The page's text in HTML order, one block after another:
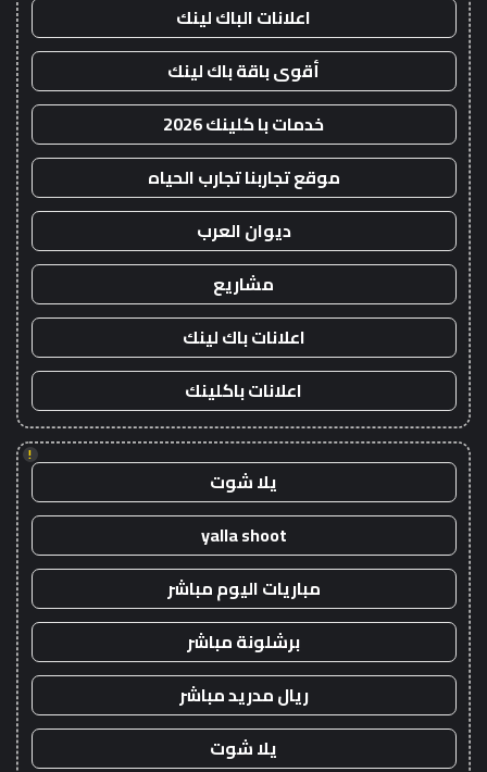
اعلانات الباك لينك
أقوى باقة باك لينك
خدمات با كلينك 2026
موقع تجاربنا تجارب الحياه
ديوان العرب
مشاريع
اعلانات باك لينك
اعلانات باكلينك
!
يلا شوت
yalla shoot
مباريات اليوم مباشر
برشلونة مباشر
ريال مدريد مباشر
يلا شوت